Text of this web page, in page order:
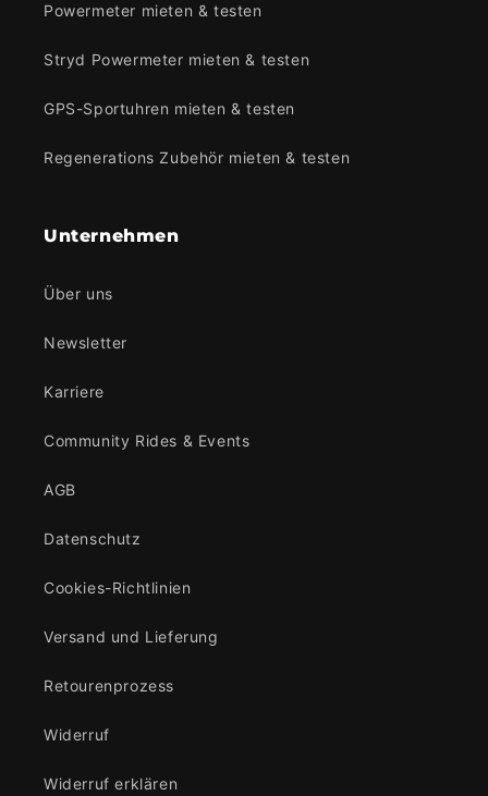
Powermeter mieten & testen
Stryd Powermeter mieten & testen
GPS-Sportuhren mieten & testen
Regenerations Zubehör mieten & testen
Unternehmen
Über uns
Newsletter
Karriere
Community Rides & Events
AGB
Datenschutz
Cookies-Richtlinien
Versand und Lieferung
Retourenprozess
Widerruf
Widerruf erklären